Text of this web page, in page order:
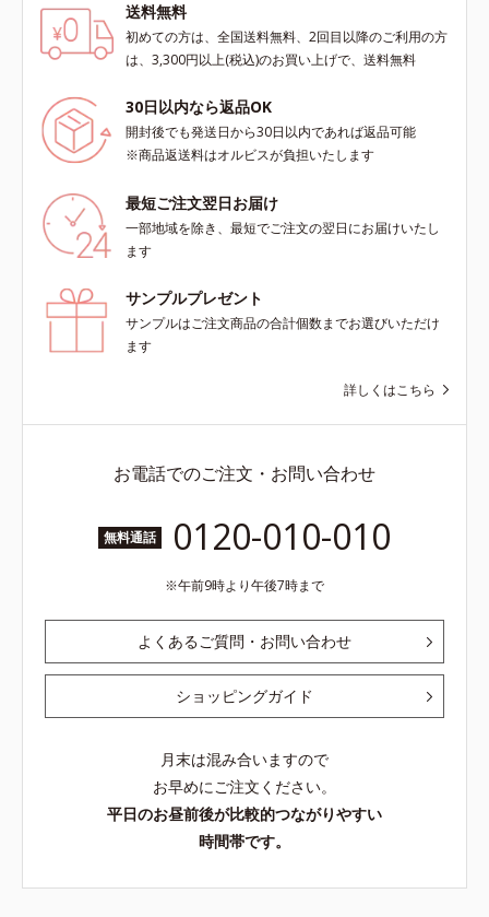
を配合。夕方までベタつき＆乾燥知
らずの、清潔感のある肌が続きま
す。さらにSPF20・PA++の紫外線カ
カット。洗顔料で簡単に落とすこと
ができ、スキンケアの延長で使いや
すい、みずみずしいクリームタイプ
後、適量（パール1～2粒大程度）を
とり、顔全体に少量ずつムラなくの
ばします。
送料無料
初めての方は、全国送料無料、2回目以降のご利用の方
は、3,300円以上(税込)のお買い上げで、送料無料
30日以内なら返品OK
開封後でも発送日から30日以内であれば返品可能
※商品返送料はオルビスが負担いたします
最短ご注文翌日お届け
一部地域を除き、最短でご注文の翌日にお届けいたし
ます
サンプルプレゼント
サンプルはご注文商品の合計個数までお選びいただけ
ます
詳しくはこちら
お電話でのご注文・お問い合わせ
無料通話 0120-010-010
午前9時より午後7時まで
よくあるご質問・お問い合わせ
ショッピングガイド
月末は混み合いますので
お早めにご注文ください。
平日のお昼前後が比較的つながりやすい
時間帯です。